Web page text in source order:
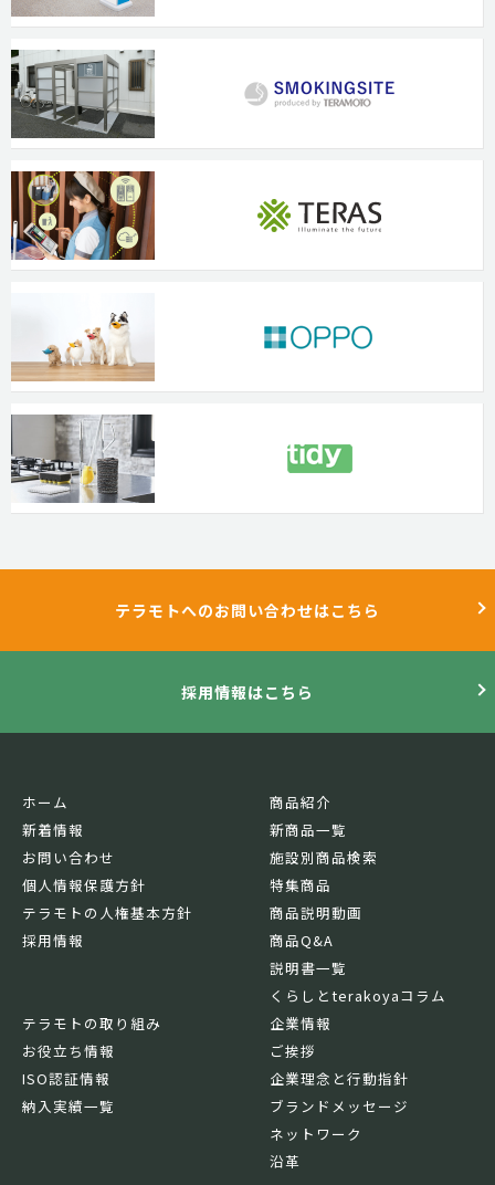
テラモトへのお問い合わせはこちら
採用情報はこちら
ホーム
新着情報
お問い合わせ
個人情報保護方針
テラモトの人権基本方針
採用情報
商品紹介
新商品一覧
施設別商品検索
特集商品
商品説明動画
商品Q&A
説明書一覧
くらしとterakoyaコラム
テラモトの取り組み
お役立ち情報
ISO認証情報
納入実績一覧
企業情報
ご挨拶
企業理念と行動指針
ブランドメッセージ
ネットワーク
沿革